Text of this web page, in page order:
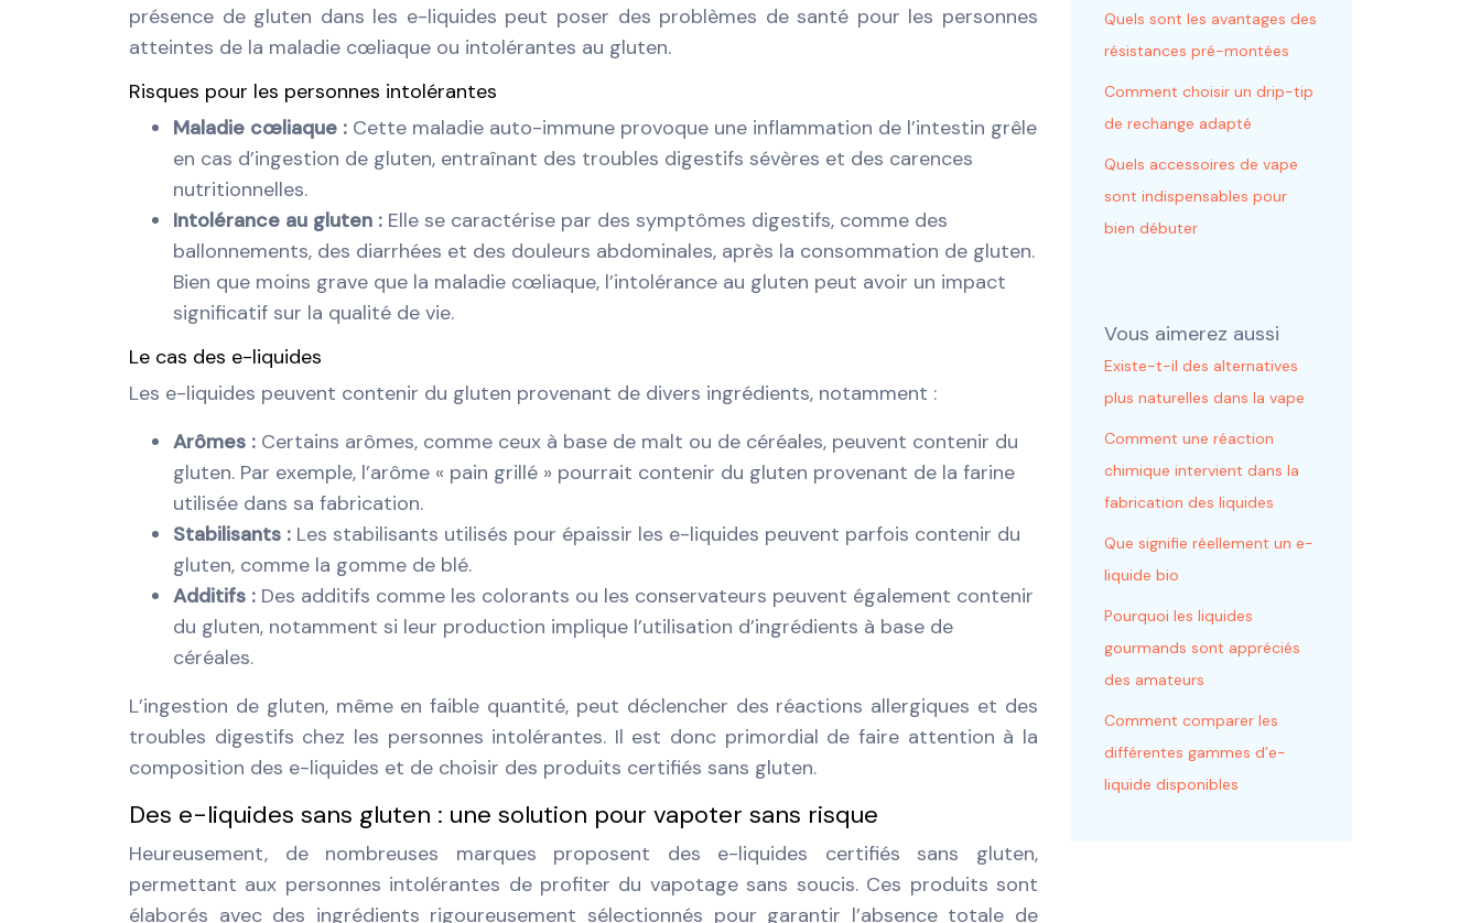
présence de gluten dans les e-liquides peut poser des problèmes de santé pour les personnes
atteintes de la maladie cœliaque ou intolérantes au gluten.
Risques pour les personnes intolérantes
Maladie cœliaque : Cette maladie auto-immune provoque une inflammation de l’intestin grêle
en cas d’ingestion de gluten, entraînant des troubles digestifs sévères et des carences
nutritionnelles.
Intolérance au gluten : Elle se caractérise par des symptômes digestifs, comme des
ballonnements, des diarrhées et des douleurs abdominales, après la consommation de gluten.
Bien que moins grave que la maladie cœliaque, l’intolérance au gluten peut avoir un impact
significatif sur la qualité de vie.
Le cas des e-liquides
Les e-liquides peuvent contenir du gluten provenant de divers ingrédients, notamment :
Arômes : Certains arômes, comme ceux à base de malt ou de céréales, peuvent contenir du
gluten. Par exemple, l’arôme « pain grillé » pourrait contenir du gluten provenant de la farine
utilisée dans sa fabrication.
Stabilisants : Les stabilisants utilisés pour épaissir les e-liquides peuvent parfois contenir du
gluten, comme la gomme de blé.
Additifs : Des additifs comme les colorants ou les conservateurs peuvent également contenir
du gluten, notamment si leur production implique l’utilisation d’ingrédients à base de
céréales.
L’ingestion de gluten, même en faible quantité, peut déclencher des réactions allergiques et des
troubles digestifs chez les personnes intolérantes. Il est donc primordial de faire attention à la
composition des e-liquides et de choisir des produits certifiés sans gluten.
Des e-liquides sans gluten : une solution pour vapoter sans risque
Heureusement, de nombreuses marques proposent des e-liquides certifiés sans gluten,
permettant aux personnes intolérantes de profiter du vapotage sans soucis. Ces produits sont
élaborés avec des ingrédients rigoureusement sélectionnés pour garantir l’absence totale de
Quels sont les avantages des
résistances pré-montées
Comment choisir un drip-tip
de rechange adapté
Quels accessoires de vape
sont indispensables pour
bien débuter
Vous aimerez aussi
Existe-t-il des alternatives
plus naturelles dans la vape
Comment une réaction
chimique intervient dans la
fabrication des liquides
Que signifie réellement un e-
liquide bio
Pourquoi les liquides
gourmands sont appréciés
des amateurs
Comment comparer les
différentes gammes d’e-
liquide disponibles